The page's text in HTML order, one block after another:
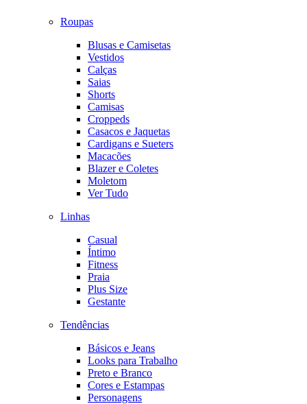
Roupas
Blusas e Camisetas
Vestidos
Calças
Saias
Shorts
Camisas
Croppeds
Casacos e Jaquetas
Cardigans e Sueters
Macacões
Blazer e Coletes
Moletom
Ver Tudo
Linhas
Casual
Íntimo
Fitness
Praia
Plus Size
Gestante
Tendências
Básicos e Jeans
Looks para Trabalho
Preto e Branco
Cores e Estampas
Personagens